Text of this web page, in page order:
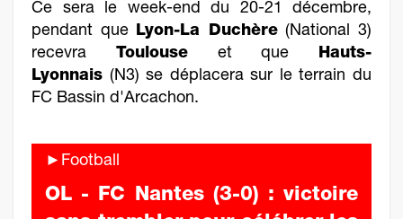
Ce sera le week-end du 20-21 décembre,
pendant que Lyon-La Duchère(National 3)
recevra Toulouseet que Hauts-
Lyonnais (N3) se déplacera sur le terrain du
FC Bassin d'Arcachon.
►Football
OL - FC Nantes (3-0) : victoire